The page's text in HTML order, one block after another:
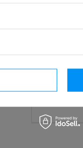
pytanie odnośnie